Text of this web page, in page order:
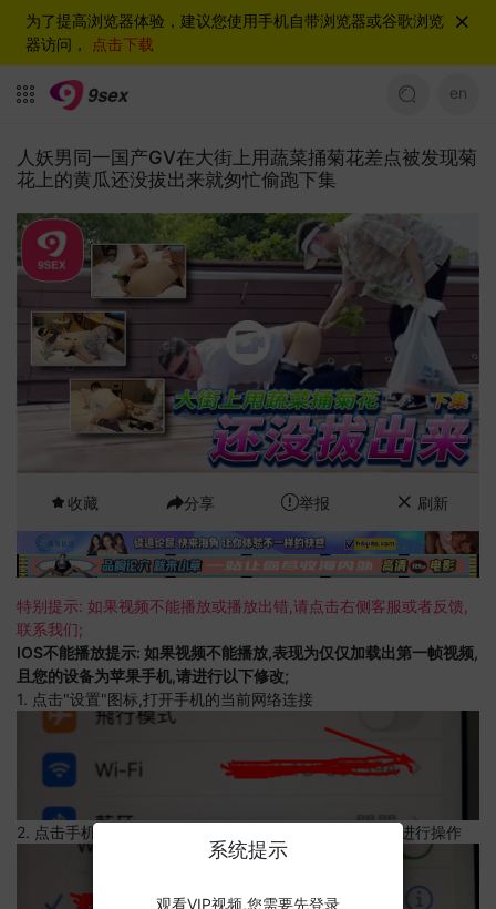
为了提高浏览器体验，建议您使用手机自带浏览器或谷歌浏览
器访问， 点击下载
en
人妖男同一国产GV在大街上用蔬菜捅菊花差点被发现菊
花上的黄瓜还没拔出来就匆忙偷跑下集
收藏 分享 举报 刷新
特别提示: 如果视频不能播放或播放出错,请点击右侧客服或者反馈,
联系我们;
IOS不能播放提示: 如果视频不能播放,表现为仅仅加载出第一帧视频,
且您的设备为苹果手机,请进行以下修改;
1. 点击"设置"图标,打开手机的当前网络连接
2. 点击手机的当前网络连接,上边有一个感叹号,点击可以进行操作
系统提示
观看VIP视频,您需要先登录